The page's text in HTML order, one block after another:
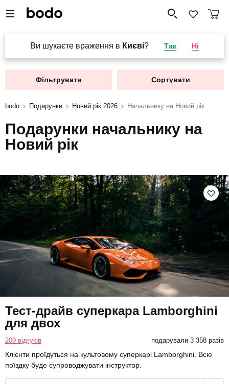
Ви шукаєте враження в Києві? Так Ні
Фільтрувати Сортувати
bodo Подарунки Новий рік 2026 Начальнику на Новий рік
Подарунки начальнику на
Новий рік
Тест-драйв суперкара Lamborghini
для двох
209 відгуків подарували 3 358 разів
Клієнти проїдуться на культовому суперкарі Lamborghini. Всю
поїздку буде супроводжувати інструктор.